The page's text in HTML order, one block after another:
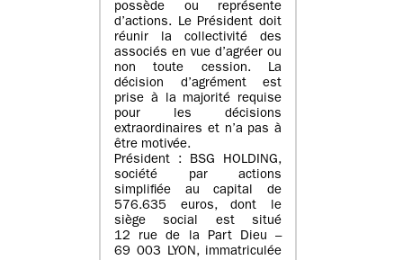
possède ou représente
d’actions. Le Président doit
réunir la collectivité des
associés en vue d’agréer ou
non toute cession. La
décision d’agrément est
prise à la majorité requise
pour les décisions
extraordinaires et n’a pas à
être motivée.
Président : BSG HOLDING,
société par actions
simplifiée au capital de
576.635 euros, dont le
siège social est situé
12 rue de la Part Dieu –
69 003 LYON, immatriculée